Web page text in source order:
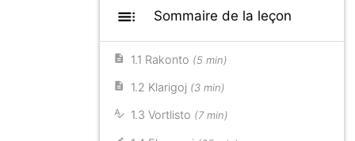
toc Sommaire de la leçon
1.1 Rakonto (5 min)
1.2 Klarigoj (3 min)
1.3 Vortlisto (7 min)